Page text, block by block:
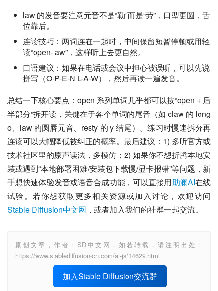
law 的发音要注意元音不是“勒”而是“劳”，口型更圆，舌
位靠后。
连读技巧：两词连在一起时，中间保留短暂停顿或用轻
读“open-law”，这样听上去更自然。
口语建议：如果在电话或会议中担心被误听，可以先说
拼写（O-P-E-N L-A-W），然后再读一遍发音。
总结一下核心要点：open 系列单词几乎都可以按“open + 后
半部分”拆开读，关键在于各个单词的尾音（如 claw 的 long
o、law 的圆唇元音、resty 的 y 结尾）。练习时慢速拆分再
连读可以大幅降低被纠正的概率。最后建议：1) 多听官方或
技术社区里的原声读法，多模仿；2) 如果你不想折腾本地安
装或遇到“本地部署困难/安装包下载慢/显卡报错”等问题，新
手想快速体验发音或语音合成功能，可以直接用助澜AI在线
试验。若你想获取更多相关资源或加入讨论，欢迎访问
Stable Diffusion中文网 ，或者加入我们的社群一起交流。
原创文章，作者：SD中文网，如若转载，请注明出处：
https://www.stablediffusion-cn.com/ai-js/14629.html
加入Stable Diffusion交流群